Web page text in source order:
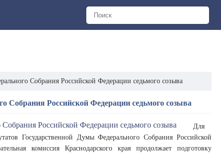
Собрания Российской Федерации седьмого созыва
Собрания Российской Федерации седьмого созыва
Для
Государственной Думы Федерального Собрания Российской
комиссия Краснодарского края продолжает подготовку